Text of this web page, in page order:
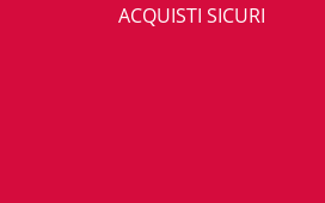
ACQUISTI SICURI